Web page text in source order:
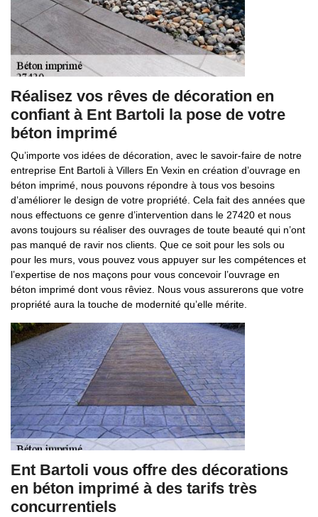
Réalisez vos rêves de décoration en
confiant à Ent Bartoli la pose de votre
béton imprimé
Qu’importe vos idées de décoration, avec le savoir-faire de notre
entreprise Ent Bartoli à Villers En Vexin en création d’ouvrage en
béton imprimé, nous pouvons répondre à tous vos besoins
d’améliorer le design de votre propriété. Cela fait des années que
nous effectuons ce genre d’intervention dans le 27420 et nous
avons toujours su réaliser des ouvrages de toute beauté qui n’ont
pas manqué de ravir nos clients. Que ce soit pour les sols ou
pour les murs, vous pouvez vous appuyer sur les compétences et
l’expertise de nos maçons pour vous concevoir l’ouvrage en
béton imprimé dont vous rêviez. Nous vous assurerons que votre
propriété aura la touche de modernité qu’elle mérite.
Ent Bartoli vous offre des décorations
en béton imprimé à des tarifs très
concurrentiels